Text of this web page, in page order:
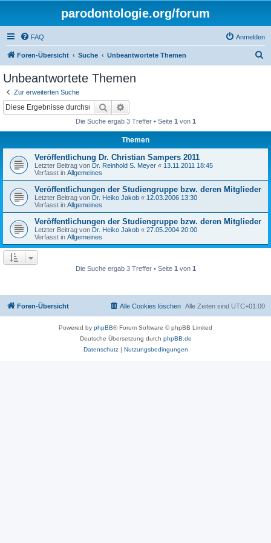
parodontologie.org/forum
FAQ Anmelden
Foren-Übersicht Suche Unbeantwortete Themen
Unbeantwortete Themen
Zur erweiterten Suche
Suche
Die Suche ergab 3 Treffer • Seite 1 von 1
Themen
Veröffentlichung Dr. Christian Sampers 2011
Letzter Beitrag von Dr. Reinhold S. Meyer « 13.11.2011 18:45
Verfasst in Allgemeines
Veröffentlichungen der Studiengruppe bzw. deren Mitglieder
Letzter Beitrag von Dr. Heiko Jakob « 12.03.2006 13:30
Verfasst in Allgemeines
Veröffentlichungen der Studiengruppe bzw. deren Mitglieder
Letzter Beitrag von Dr. Heiko Jakob « 27.05.2004 20:00
Verfasst in Allgemeines
Die Suche ergab 3 Treffer • Seite 1 von 1
Foren-Übersicht Alle Zeiten sind UTC+01:00
Alle Cookies löschen
Powered by phpBB® Forum Software © phpBB Limited
Deutsche Übersetzung durch phpBB.de
Datenschutz| Nutzungsbedingungen